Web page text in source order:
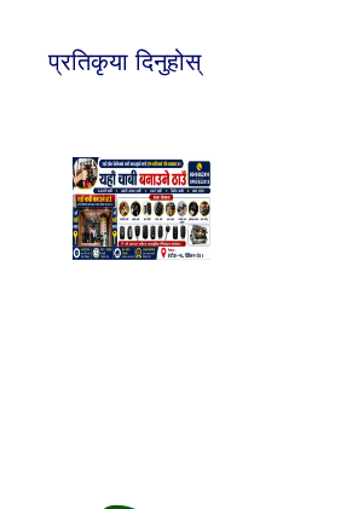
प्रतिकृया दिनुहोस्